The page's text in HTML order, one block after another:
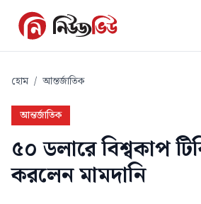
হোম / আন্তর্জাতিক
আন্তর্জাতিক
৫০ ডলারে বিশ্বকাপ
করলেন মামদানি